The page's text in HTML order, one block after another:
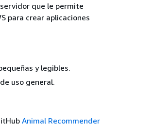
que le permite
para crear aplicaciones
y legibles.
uso general.
Animal Recommender